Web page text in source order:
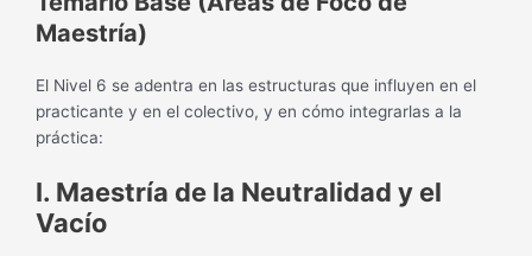
Maestría)
El Nivel 6 se adentra en las estructuras que influyen en el
practicante y en el colectivo, y en cómo integrarlas a la
práctica:
I. Maestría de la Neutralidad y el
Vacío